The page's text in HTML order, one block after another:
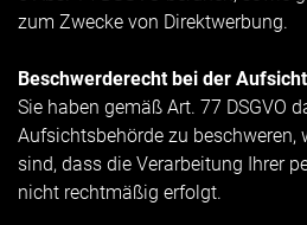
zum Zwecke von Direktwerbung.
Beschwerderecht bei der
Sie haben gemäß Art. 77 DSGVO
Aufsichtsbehörde zu beschweren,
sind, dass die Verarbeitung Ihrer
nicht rechtmäßig erfolgt.